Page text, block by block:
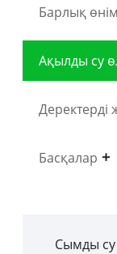
Барлық
Ақылды су
Басқалар
Сымды